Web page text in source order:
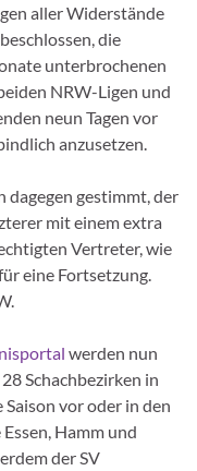
aller Widerstände
die
unterbrochenen
NRW-Ligen und
neun Tagen vor
anzusetzen.
dagegen gestimmt, der
mit einem extra
Vertreter, wie
eine Fortsetzung.
werden nun
Schachbezirken in
vor oder in den
Hamm und
der SV